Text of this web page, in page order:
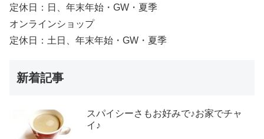
定休日：日、年末年始・GW・夏季
オンラインショップ
定休日：土日、年末年始・GW・夏季
新着記事
スパイシーさもお好みで♪お家でチャ
イ♪